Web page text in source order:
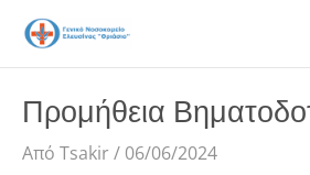
Μετάβαση
στο
περιεχόμενο
Προμήθεια
Από Tsakir/ 06/06/2024